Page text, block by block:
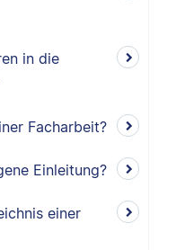
in die
Facharbeit?
Einleitung?
einer